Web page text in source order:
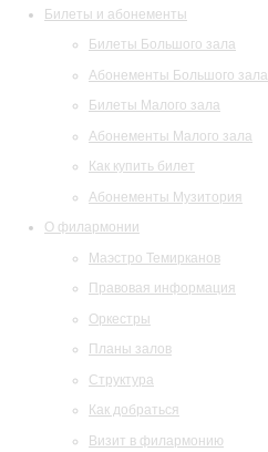
Билеты и абонементы
Билеты Большого зала
Абонементы Большого зала
Билеты Малого зала
Абонементы Малого зала
Как купить билет
Абонементы Музитория
О филармонии
Маэстро Темирканов
Правовая информация
Оркестры
Планы залов
Структура
Как добраться
Визит в филармонию